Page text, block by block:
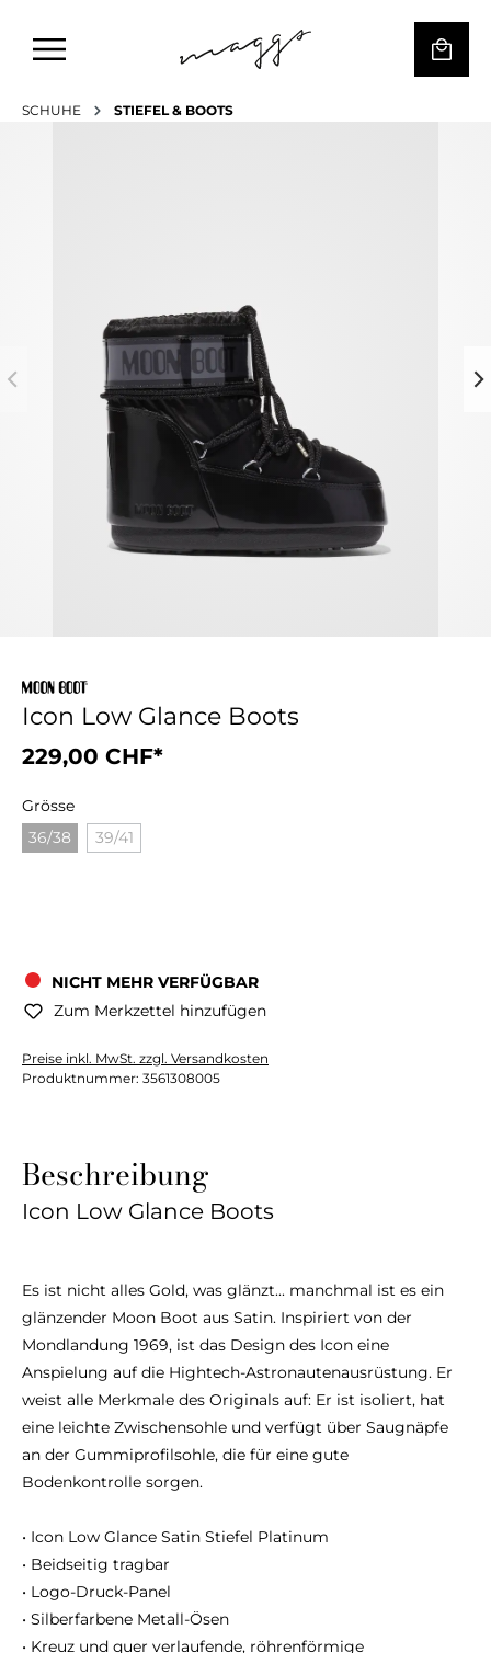
SCHUHE STIEFEL & BOOTS
Icon Low Glance Boots
229,00 CHF*
Grösse
36/38
39/41
NICHT MEHR VERFÜGBAR
Zum Merkzettel hinzufügen
Preise inkl. MwSt. zzgl. Versandkosten
Produktnummer: 3561308005
Beschreibung
Icon Low Glance Boots
Es ist nicht alles Gold, was glänzt... manchmal ist es ein
glänzender Moon Boot aus Satin. Inspiriert von der
Mondlandung 1969, ist das Design des Icon eine
Anspielung auf die Hightech-Astronautenausrüstung. Er
weist alle Merkmale des Originals auf: Er ist isoliert, hat
eine leichte Zwischensohle und verfügt über Saugnäpfe
an der Gummiprofilsohle, die für eine gute
Bodenkontrolle sorgen.
• Icon Low Glance Satin Stiefel Platinum
• Beidseitig tragbar
• Logo-Druck-Panel
• Silberfarbene Metall-Ösen
• Kreuz und quer verlaufende, röhrenförmige